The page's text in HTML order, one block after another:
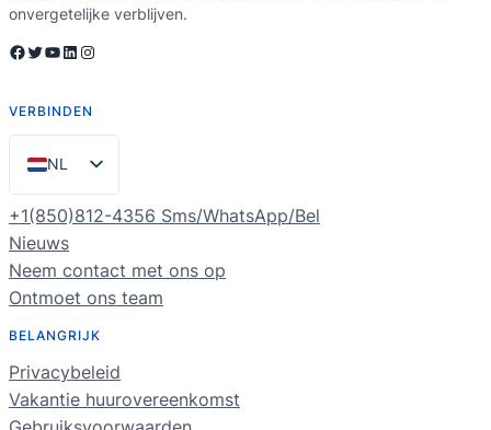
onvergetelijke verblijven.
Facebook Twitter YouTube LinkedIn Instagram
VERBINDEN
NL
EN
ES
PT
FR
DE
RU
+1(850)812-4356 Sms/WhatsApp/Bel
Nieuws
Neem contact met ons op
Ontmoet ons team
BELANGRIJK
Privacybeleid
Vakantie huurovereenkomst